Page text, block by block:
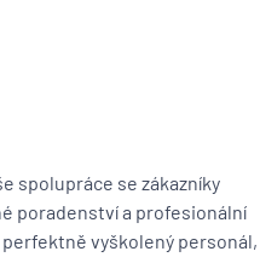
spolupráce se zákazníky
poradenství a profesionální
vyškolený personál,